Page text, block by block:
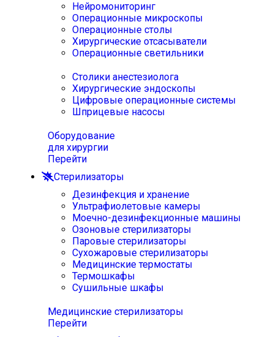
Нейромониторинг
Операционные микроскопы
Операционные столы
Хирургические отсасыватели
Операционные светильники
Столики анестезиолога
Хирургические эндоскопы
Цифровые операционные системы
Шприцевые насосы
Оборудование
для хирургии
Перейти
Стерилизаторы
Дезинфекция и хранение
Ультрафиолетовые камеры
Моечно-дезинфекционные машины
Озоновые стерилизаторы
Паровые стерилизаторы
Сухожаровые стерилизаторы
Медицинские термостаты
Термошкафы
Сушильные шкафы
Медицинские стерилизаторы
Перейти